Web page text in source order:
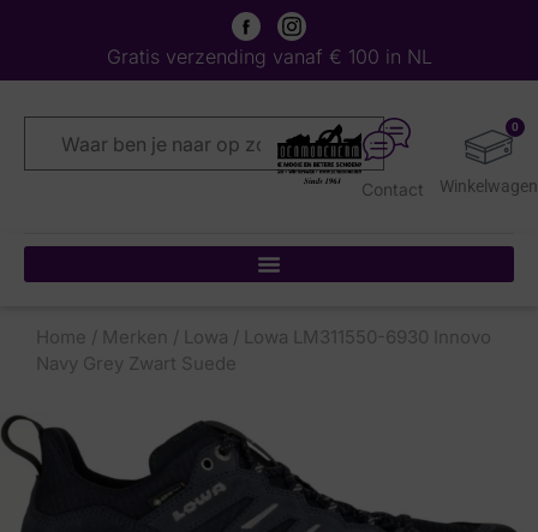
Gratis verzending vanaf € 100 in NL
0
Contact
Home / Merken / Lowa / Lowa LM311550-6930 Innovo
Navy Grey Zwart Suede